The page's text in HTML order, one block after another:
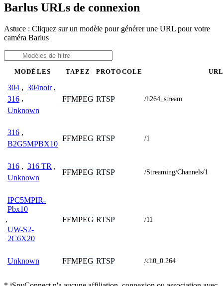
Barlus URLs de connexion
Astuce : Cliquez sur un modèle pour générer une URL pour votre
caméra Barlus
MODÈLES TAPEZ PROTOCOLE
304 , 304noir ,
316 ,
Unknown
FFMPEG RTSP /h264_stream
316 ,
B2G5MPBX10
FFMPEG RTSP /1
316 , 316 TR ,
Unknown
FFMPEG RTSP /Streaming/Channels/1
IPC5MPIR-
Pbx10
,
UW-S2-
2C6X20
FFMPEG RTSP /11
Unknown FFMPEG RTSP /ch0_0.264